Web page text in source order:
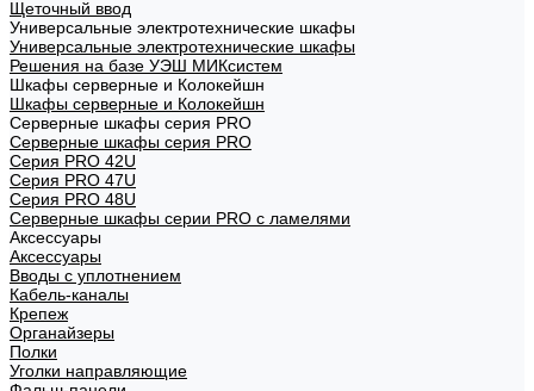
Щеточный ввод
Универсальные электротехнические шкафы
Универсальные электротехнические шкафы
Решения на базе УЭШ МИКсистем
Шкафы серверные и Колокейшн
Шкафы серверные и Колокейшн
Серверные шкафы серия PRO
Серверные шкафы серия PRO
Серия PRO 42U
Серия PRO 47U
Серия PRO 48U
Серверные шкафы серии PRO с ламелями
Аксессуары
Аксессуары
Вводы с уплотнением
Кабель-каналы
Крепеж
Органайзеры
Полки
Уголки направляющие